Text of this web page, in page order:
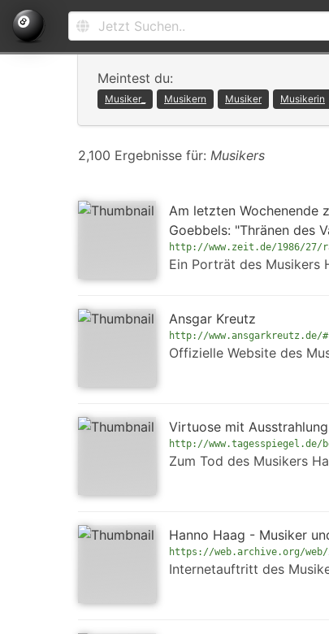
Meintest du:
Musiker_ Musikern Musiker Musikerin
2,100 Ergebnisse für: Musikers
Am letzten Wochenende
Goebbels: "Thränen des
http://www.zeit.de/1986/27/
Ein Porträt des Musikers
Ansgar Kreutz
http://www.ansgarkreutz.de/
Offizielle Website des
Virtuose mit
http://www.tagesspiegel.de/
Zum Tod des Musikers
Hanno Haag - Musiker
https://web.archive.org/web/
Internetauftritt des